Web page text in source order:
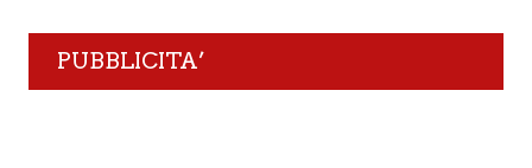
PUBBLICITA’